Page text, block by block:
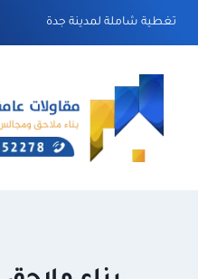
تغطية شاملة لمدينة جدة